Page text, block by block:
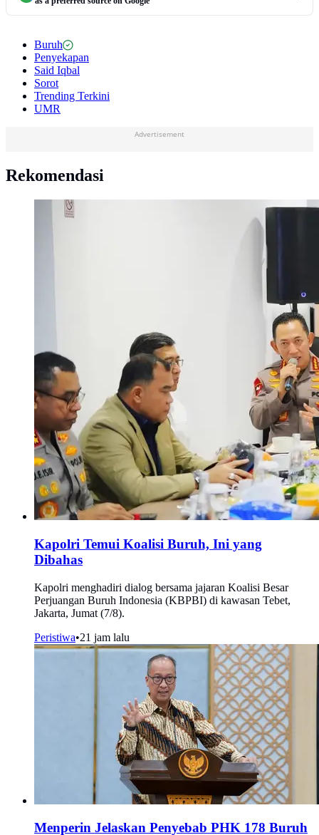
Buruh
Penyekapan
Said Iqbal
Sorot
Trending Terkini
UMR
Advertisement
Rekomendasi
Kapolri Temui Koalisi Buruh, Ini yang
Dibahas
Kapolri menghadiri dialog bersama jajaran Koalisi Besar
Perjuangan Buruh Indonesia (KBPBI) di kawasan Tebet,
Jakarta, Jumat (7/8).
Peristiwa•21 jam lalu
Menperin Jelaskan Penyebab PHK 178 Buruh